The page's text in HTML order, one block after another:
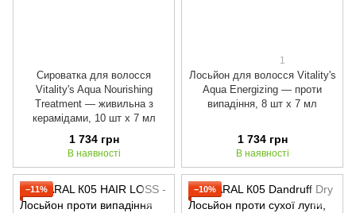
Сироватка для волосся
Vitality's Aqua Nourishing
Treatment — живильна з
керамідами, 10 шт х 7 мл
1 734 грн
В наявності
1
Лосьйон для волосся Vitality's
Aqua Energizing — проти
випадіння, 8 шт х 7 мл
1 734 грн
В наявності
−11% −10%